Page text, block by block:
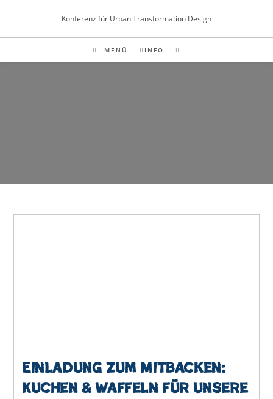
springen
Konferenz für Urban Transformation Design
MENÜ INFO
Einladung zum Mitbacken:
Kuchen & Waffeln für unsere